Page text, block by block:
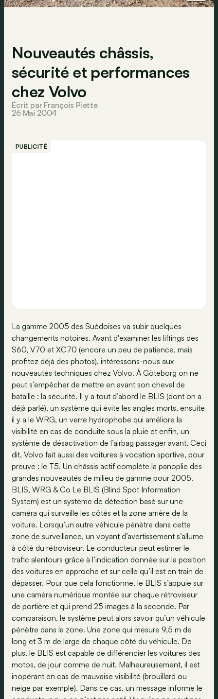
Nouveautés châssis,
sécurité et performances
chez Volvo
Écrit par François Piette
26 Mai 2004
PUBLICITÉ
La gamme 2005 des Suédoises va subir quelques
changements notoires. Avant d'examiner les liftings des
S60, V70 et XC70 (encore un peu de patience, mais
profitez déjà des photos), intéressons-nous aux
nouveautés techniques chez Volvo. À Göteborg on ne
peut s’empêcher de mettre en avant son cheval de
bataille : la sécurité. Il y a tout d’abord le BLIS (dont on a
déjà parlé), un système qui évite les angles morts, ensuite
il y a le WRG, un verre hydrophobe qui améliore la
visibilité en cas de conduite sous la pluie et enfin, un
système de désactivation de l’airbag passager avant. Ceci
dit, Volvo fait aussi des voitures à vocation sportive, pour
preuve : le T5. Un châssis actif complète la panoplie des
grandes nouveautés de milieu de gamme pour 2005.
BLIS, WRG & Co Le BLIS (Blind Spot Information
System) est un système de détection basé sur une
caméra qui surveille les côtés et la zone arrière de la
voiture. Lorsqu’un autre véhicule pénètre dans cette
zone de surveillance, un voyant d’avertissement s’allume
à côté du rétroviseur. Le conducteur peut estimer le
trafic alentours grâce à l’indication donnée sur la position
des voitures en approche et sur celle qu’il est en train de
dépasser. Pour que cela fonctionne, le BLIS s’appuie sur
une caméra numérique montée sur chaque rétroviseur
de portière et qui prend 25 images à la seconde. Par
comparaison, le système peut alors savoir qu’un véhicule
pénètre dans la zone. Une zone qui mesure 9,5 m de
long et 3 m de large de chaque côté du véhicule. De
plus, le BLIS est capable de différencier les voitures des
motos, de jour comme de nuit. Malheureusement, il est
inopérant en cas de mauvaise visibilité (brouillard ou
neige par exemple). Dans ce cas, un message informe le